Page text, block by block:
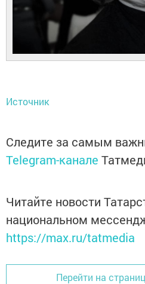
Источник
Следите за самым
Telegram-канале
Читайте новости
национальном
https://max.ru/tatmedia
Перейти на